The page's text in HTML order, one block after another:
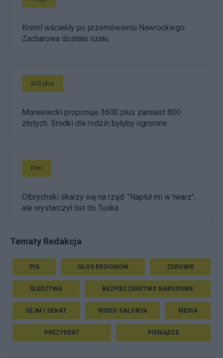
Kreml wściekły po przemówieniu Nawrockiego.
Zacharowa dostała szału
800 plus
Morawiecki proponuje 3600 plus zamiast 800
złotych. Środki dla rodzin byłyby ogromne
Film
Olbrychski skarży się na rząd. "Napluł mi w twarz",
ale wystarczył list do Tuska
Tematy Redakcja
PIS GŁOS REGIONÓW ZDROWIE
ŚLEDZTWA BEZPIECZEŃSTWO NARODOWE
SEJM I SENAT WIDEO SALON24 MEDIA
PREZYDENT PIENIĄDZE